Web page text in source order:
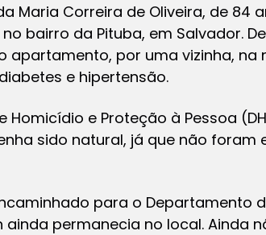
Maria Correira de Oliveira, de 84
bairro da Pituba, em Salvador.
apartamento, por uma vizinha, na
e hipertensão.
e Proteção à Pessoa
sido natural, já que não
para o Departamento
ainda permanecia no local. Ainda